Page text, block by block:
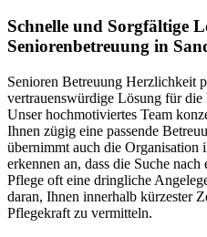
Schnelle und Sorgfältige
Seniorenbetreuung in
Senioren Betreuung Herzlichkeit
vertrauenswürdige Lösung für
Unser hochmotiviertes Team
Ihnen zügig eine passende
übernimmt auch die Organisation
erkennen an, dass die Suche
Pflege oft eine dringliche
daran, Ihnen innerhalb kürzester
Pflegekraft zu vermitteln.